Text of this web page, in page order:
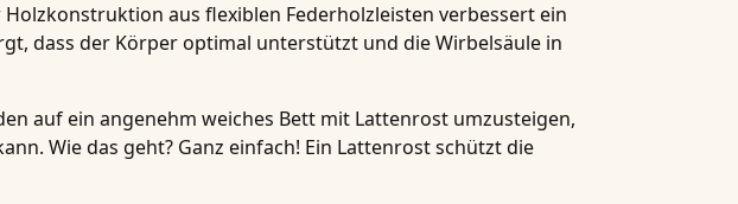
aus flexiblen Federholzleisten verbessert ein
dass der Körper optimal unterstützt und die Wirbelsäule in
auf ein angenehm weiches Bett mit Lattenrost umzusteigen,
Wie das geht? Ganz einfach! Ein Lattenrost schützt die